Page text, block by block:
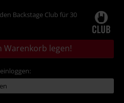
Backstage Club für 30
legen!